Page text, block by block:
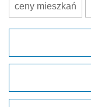
ceny mieszkań